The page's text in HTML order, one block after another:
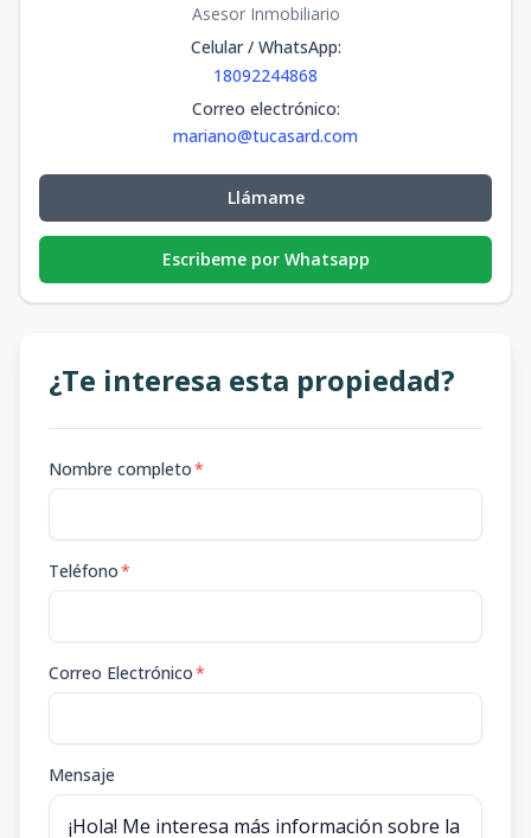
Asesor Inmobiliario
Celular / WhatsApp:
18092244868
Correo electrónico:
mariano@tucasard.com
Llámame
Escribeme por Whatsapp
¿Te interesa esta propiedad?
Nombre completo*
Teléfono*
Correo Electrónico*
Mensaje